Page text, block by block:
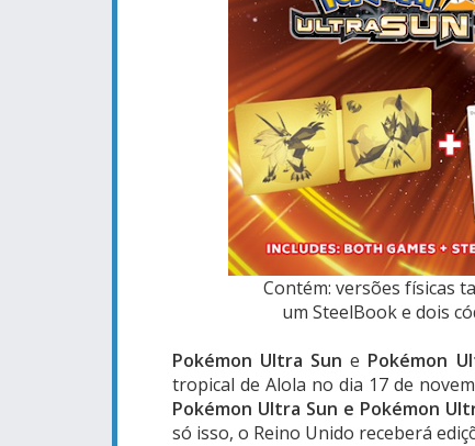
Contém: versões físicas
um SteelBook e dois
Pokémon Ultra Sun e Pokémon
tropical de Alola no dia 17 de
Pokémon Ultra Sun e Pokémon
só isso, o Reino Unido receberá